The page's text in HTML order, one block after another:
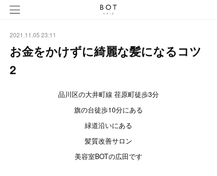
2021.11.05 23:11
お金をかけずに綺麗な髪になるコツ
2
品川区の大井町線 荏原町徒歩3分
旗の台徒歩10分にある
緑道沿いにある
髪質改善サロン
美容室BOTの広田です